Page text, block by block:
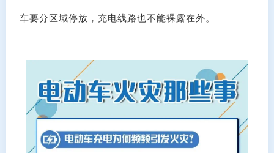
车要分区域停放，充电线路也不能裸露在外。